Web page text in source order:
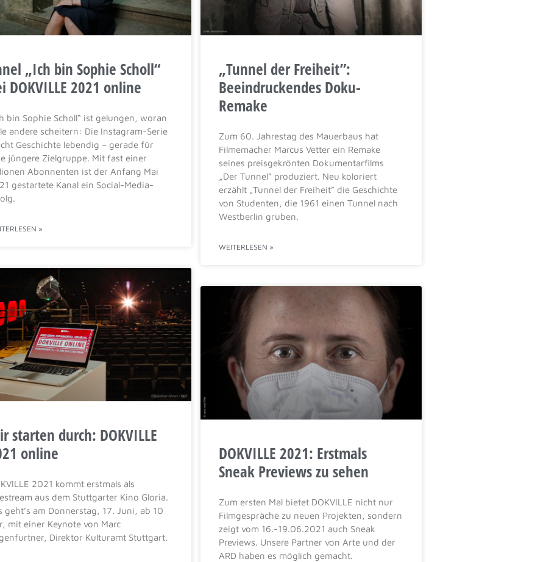
„Ich bin Sophie Scholl“
DOKVILLE 2021 online
bin Sophie Scholl“ ist gelungen, woran
andere scheitern: Die Instagram-Serie
Geschichte lebendig – gerade für
jüngere Zielgruppe. Mit fast einer
Abonnenten ist der Anfang Mai
gestartete Kanal ein Social-Media-
»
„Tunnel der Freiheit”:
Beeindruckendes Doku-
Remake
Zum 60. Jahrestag des Mauerbaus hat
Filmemacher Marcus Vetter ein Remake
seines preisgekrönten Dokumentarfilms
„Der Tunnel” produziert. Neu koloriert
erzählt „Tunnel der Freiheit” die Geschichte
von Studenten, die 1961 einen Tunnel nach
Westberlin gruben.
WEITERLESEN »
starten durch: DOKVILLE
online
2021 kommt erstmals als
aus dem Stuttgarter Kino Gloria.
geht’s am Donnerstag, 17. Juni, ab 10
mit einer Keynote von Marc
Direktor Kulturamt Stuttgart.
DOKVILLE 2021: Erstmals
Sneak Previews zu sehen
Zum ersten Mal bietet DOKVILLE nicht nur
Filmgespräche zu neuen Projekten, sondern
zeigt vom 16.-19.06.2021 auch Sneak
Previews. Unsere Partner von Arte und der
ARD haben es möglich gemacht.